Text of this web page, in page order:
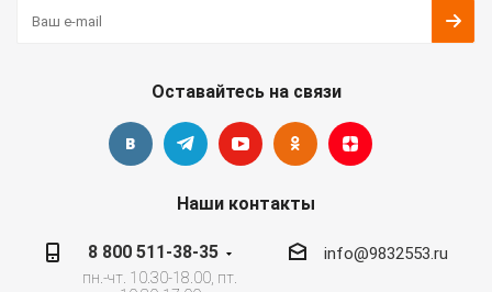
Оставайтесь на связи
Наши контакты
8 800 511-38-35
пн.-чт. 10.30-18.00, пт.
info@9832553.ru